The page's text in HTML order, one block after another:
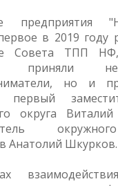
в 2019 году
Совета ТПП
приняли
но и
округа
Анатолий Шкурков.